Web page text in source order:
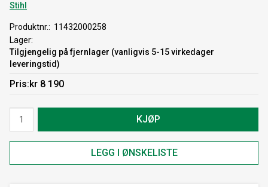
Stihl
Produktnr.
11432000258
Lager
Tilgjengelig på fjernlager (vanligvis 5-15 virkedager
leveringstid)
Pris kr 8 190
KJØP
LEGG I ØNSKELISTE